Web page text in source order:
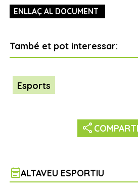
ENLLAÇ AL DOCUMENT
També et pot interessar:
Esports
share
event_noteALTAVEU ESPORTIU